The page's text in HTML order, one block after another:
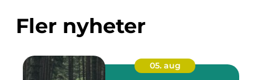
Fler nyheter
05. aug